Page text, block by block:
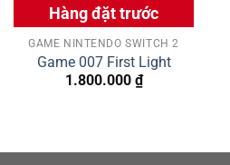
Hàng đặt trước
GAME NINTENDO SWITCH 2
Game 007 First Light
1.800.000 ₫